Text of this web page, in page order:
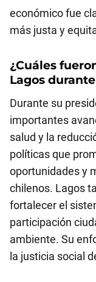
económico fue
más justa y
¿Cuáles
Lagos
Durante su
importantes
salud y la
políticas que
oportunidades y
chilenos. Lagos
fortalecer el
participación
ambiente. Su
la justicia social